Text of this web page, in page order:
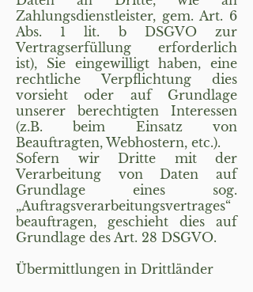
Zahlungsdienstleister, gem. Art. 6
Abs. 1 lit. b DSGVO zur
Vertragserfüllung erforderlich
ist), Sie eingewilligt haben, eine
rechtliche Verpflichtung dies
vorsieht oder auf Grundlage
unserer berechtigten Interessen
(z.B. beim Einsatz von
Beauftragten, Webhostern, etc.).
Sofern wir Dritte mit der
Verarbeitung von Daten auf
Grundlage eines sog.
„Auftragsverarbeitungsvertrages“
beauftragen, geschieht dies auf
Grundlage des Art. 28 DSGVO.
Übermittlungen in Drittländer